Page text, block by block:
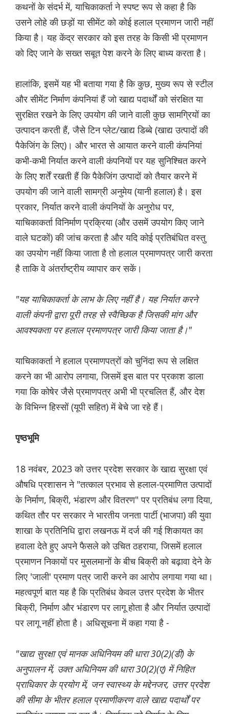
कथनों के संदर्भ में, याचिकाकर्ता ने स्पष्ट रूप से कहा है कि
उसने लोहे की छड़ों या सीमेंट को कोई हलाल प्रमाणन जारी नहीं
किया है। यह केंद्र सरकार को इस तरह के किसी भी प्रमाणन
को दिए जाने के सख्त सबूत पेश करने के लिए बाध्य करता है।
हालांकि, इसमें यह भी बताया गया है कि कुछ, मुख्य रूप से स्टील
और सीमेंट निर्माण कंपनियां हैं जो खाद्य पदार्थों को संरक्षित या
सुरक्षित रखने के लिए उपयोग की जाने वाली कुछ सामग्रियों का
उत्पादन करती हैं, जैसे टिन प्लेट/खाद्य डिब्बे (खाद्य उत्पादों की
पैकेजिंग के लिए)। और भारत से आयात करने वाली कंपनियां
कभी-कभी निर्यात करने वाली कंपनियों पर यह सुनिश्चित करने
के लिए शर्तें रखती हैं कि पैकेजिंग उत्पादों को तैयार करने में
उपयोग की जाने वाली सामग्री अनुमेय (यानी हलाल) है। इस
प्रकार, निर्यात करने वाली कंपनियों के अनुरोध पर,
याचिकाकर्ता विनिर्माण प्रक्रिया (और उसमें उपयोग किए जाने
वाले घटकों) की जांच करता है और यदि कोई प्रतिबंधित वस्तु
का उपयोग नहीं किया जाता है तो हलाल प्रमाणपत्र जारी करता
है ताकि वे अंतर्राष्ट्रीय व्यापार कर सकें।
"यह याचिकाकर्ता के लाभ के लिए नहीं है। यह निर्यात करने
वाली कंपनी द्वारा पूरी तरह से स्वैच्छिक है जिसकी मांग और
आवश्यकता पर हलाल प्रमाणपत्र जारी किया जाता है।"
याचिकाकर्ता ने हलाल प्रमाणपत्रों को चुनिंदा रूप से लक्षित
करने का भी आरोप लगाया, जिसमें इस बात पर प्रकाश डाला
गया कि कोषेर जैसे प्रमाणपत्र अभी भी प्रचलित हैं, और देश
के विभिन्न हिस्सों (यूपी सहित) में बेचे जा रहे हैं।
पृष्ठभूमि
18 नवंबर, 2023 को उत्तर प्रदेश सरकार के खाद्य सुरक्षा एवं
औषधि प्रशासन ने "तत्काल प्रभाव से हलाल-प्रमाणित उत्पादों
के निर्माण, बिक्री, भंडारण और वितरण" पर प्रतिबंध लगा दिया,
कथित तौर पर सरकार ने भारतीय जनता पार्टी (भाजपा) की युवा
शाखा के प्रतिनिधि द्वारा लखनऊ में दर्ज की गई शिकायत का
हवाला देते हुए अपने फैसले को उचित ठहराया, जिसमें हलाल
प्रमाणन निकायों पर मुसलमानों के बीच बिक्री को बढ़ावा देने के
लिए 'जाली' प्रमाण पत्र जारी करने का आरोप लगाया गया था।
महत्वपूर्ण बात यह है कि प्रतिबंध केवल उत्तर प्रदेश के भीतर
बिक्री, निर्माण और भंडारण पर लागू होता है और निर्यात उत्पादों
पर लागू नहीं होता है। अधिसूचना में कहा गया है -
"खाद्य सुरक्षा एवं मानक अधिनियम की धारा 30(2)(डी) के
अनुपालन में, उक्त अधिनियम की धारा 30(2)(ए) में निहित
प्राधिकार के प्रयोग में, जन स्वास्थ्य के मद्देनजर, उत्तर प्रदेश
की सीमा के भीतर हलाल प्रमाणीकरण वाले खाद्य पदार्थों पर